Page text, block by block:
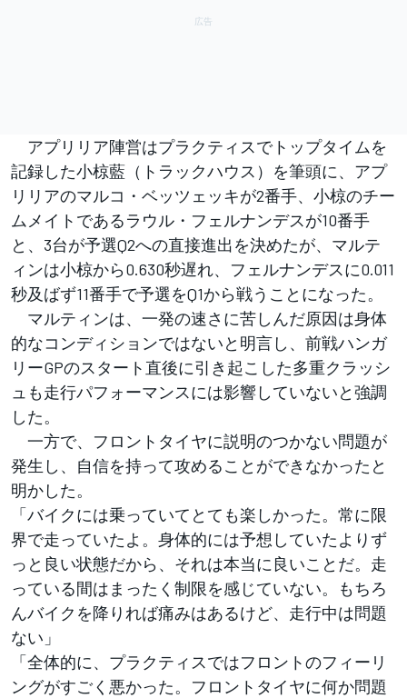
アプリリア陣営はプラクティスでトップタイムを
記録した小椋藍（トラックハウス）を筆頭に、アプ
リリアのマルコ・ベッツェッキが2番手、小椋のチー
ムメイトであるラウル・フェルナンデスが10番手
と、3台が予選Q2への直接進出を決めたが、マルテ
ィンは小椋から0.630秒遅れ、フェルナンデスに0.011
秒及ばず11番手で予選をQ1から戦うことになった。
マルティンは、一発の速さに苦しんだ原因は身体
的なコンディションではないと明言し、前戦ハンガ
リーGPのスタート直後に引き起こした多重クラッシ
ュも走行パフォーマンスには影響していないと強調
した。
一方で、フロントタイヤに説明のつかない問題が
発生し、自信を持って攻めることができなかったと
明かした。
「バイクには乗っていてとても楽しかった。常に限
界で走っていたよ。身体的には予想していたよりず
っと良い状態だから、それは本当に良いことだ。走
っている間はまったく制限を感じていない。もちろ
んバイクを降りれば痛みはあるけど、走行中は問題
ない」
「全体的に、プラクティスではフロントのフィーリ
ングがすごく悪かった。フロントタイヤに何か問題